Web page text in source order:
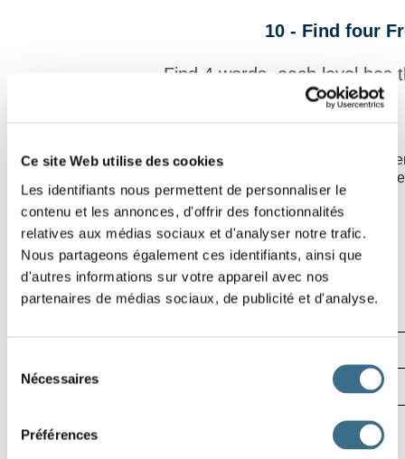
Ce site Web utilise des cookies
Les identifiants nous permettent de personnaliser le
contenu et les annonces, d'offrir des fonctionnalités
relatives aux médias sociaux et d'analyser notre trafic.
Nous partageons également ces identifiants, ainsi que
d'autres informations sur votre appareil avec nos
partenaires de médias sociaux, de publicité et d'analyse.
Nécessaires
Préférences
10 - Find four
Find 4 words, each level has
In a grid of 5 levels you have to find 4 words, in each level
Example: In 2 you have the word ETRE and in 3 you have
find you have a clue.
Effacer
Vérifier
Lettre ?
R
A
2
A